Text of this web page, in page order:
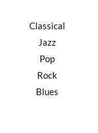
Classical
Jazz
Pop
Rock
Blues